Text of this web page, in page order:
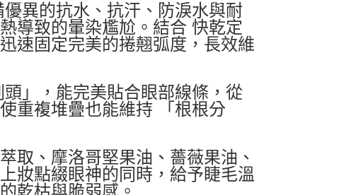
異的抗水、抗汗、防淚水與耐
導致的暈染尷尬。結合 快乾定
速固定完美的捲翹弧度，長效維
」，能完美貼合眼部線條，從
重複堆疊也能維持 「根根分
取、摩洛哥堅果油、薔薇果油、
妝點綴眼神的同時，給予睫毛溫
乾枯與脆弱感。